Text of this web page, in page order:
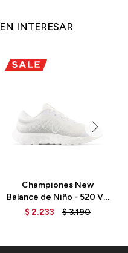
INTERESAR
Championes New
Balance de Niño - 520 V8
- GP520WW8 - WHITE
$ 2.233 $3.190